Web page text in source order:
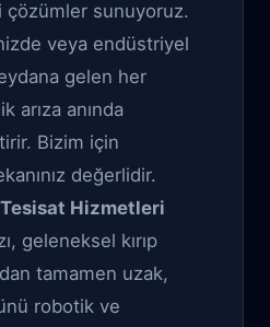
çözümler sunuyoruz.
veya endüstriyel
gelen her
arıza anında
Bizim için
değerlidir.
Hizmetleri
geleneksel kırıp
tamamen uzak,
robotik ve